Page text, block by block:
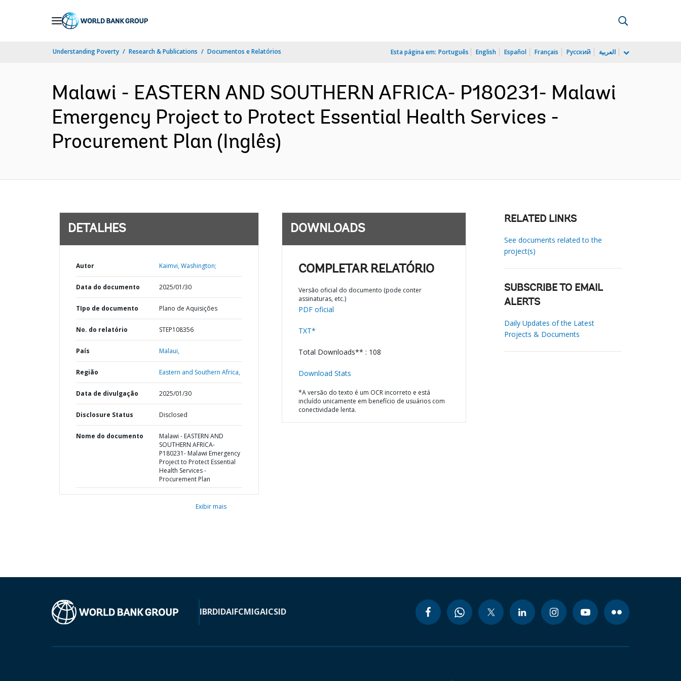
Understanding Poverty Research & Publications Documentos e Relatórios Esta página em: Português English Español Français Русский العربية
Malawi - EASTERN AND SOUTHERN AFRICA- P180231- Malawi
Emergency Project to Protect Essential Health Services -
Procurement Plan (Inglês)
DETALHES
Autor Kaimvi, Washington;
Data do documento 2025/01/30
TIpo de documento Plano de Aquisições
No. do relatório STEP108356
País Malaui,
Região Eastern and Southern Africa,
Data de divulgação 2025/01/30
Disclosure Status Disclosed
Nome do documento
Malawi - EASTERN AND
SOUTHERN AFRICA-
P180231- Malawi Emergency
Project to Protect Essential
Health Services -
Procurement Plan
Exibir mais
DOWNLOADS
COMPLETAR RELATÓRIO
Versão oficial do documento (pode conter
assinaturas, etc.)
PDF oficial
TXT*
Total Downloads** : 108
Download Stats
*A versão do texto é um OCR incorreto e está
incluído unicamente em benefício de usuários com
conectividade lenta.
RELATED LINKS
See documents related to the
project(s)
SUBSCRIBE TO EMAIL
ALERTS
Daily Updates of the Latest
Projects & Documents
IBRDIDAIFCMIGAICSID